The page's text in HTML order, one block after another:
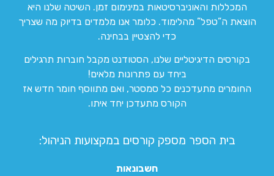
המכללות והאוניברסיטאות במינימום זמן. השיטה שלנו היא
הוצאת ה”טפל” מהלימוד. כלומר אנו מלמדים בדיוק מה שצריך
כדי להצטיין בבחינה.
בקורסים הדיגיטליים שלנו, הסטודנט מקבל חוברות תרגילים
ביחד עם פתרונות מלאים!
החומרים מתעדכנים כל סמסטר, ואם מתווסף חומר חדש אז
הקורס מתעדכן יחד איתו.
בית הספר מספק קורסים במקצועות הניהול:
חשבונאות